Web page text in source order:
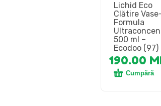
Lichid Eco
Clătire
Formula
500 ml –
Ecodoo (97)
190.00
Cumpără